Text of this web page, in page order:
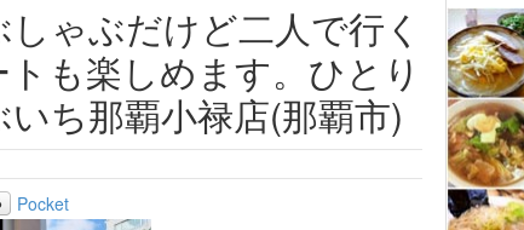
ゃぶだけど二人で行く
も楽しめます。ひとり
ち那覇小禄店(那覇市)
Pocket